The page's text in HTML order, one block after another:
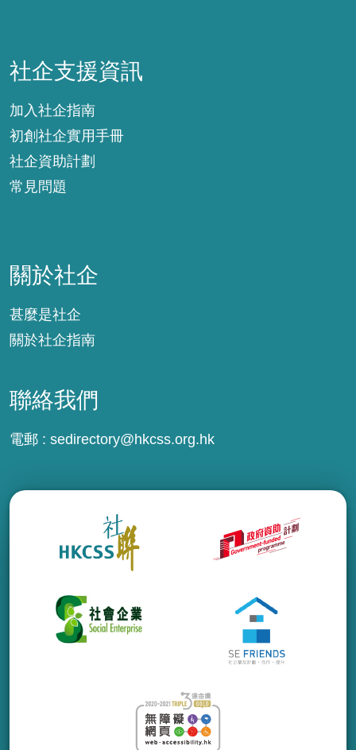
社企支援資訊
加入社企指南
初創社企實用手冊
社企資助計劃
常見問題
關於社企
甚麼是社企
關於社企指南
聯絡我們
電郵 : sedirectory@hkcss.org.hk